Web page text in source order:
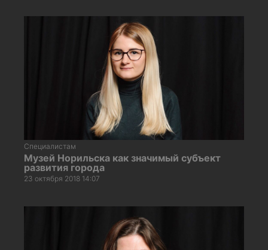
Специалистам
Музей Норильска как значимый субъект
развития города
23 октября 2018 14:07